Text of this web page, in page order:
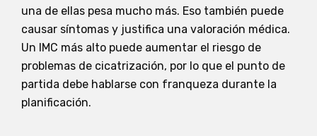
una de ellas pesa mucho más. Eso también puede
causar síntomas y justifica una valoración médica.
Un IMC más alto puede aumentar el riesgo de
problemas de cicatrización, por lo que el punto de
partida debe hablarse con franqueza durante la
planificación.